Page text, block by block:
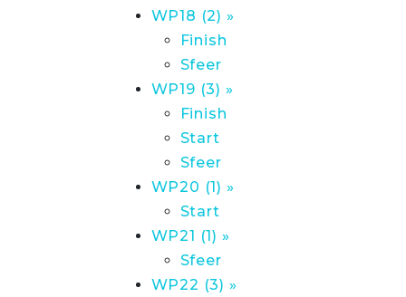
WP18 (2) »
Finish
Sfeer
WP19 (3) »
Finish
Start
Sfeer
WP20 (1) »
Start
WP21 (1) »
Sfeer
WP22 (3) »